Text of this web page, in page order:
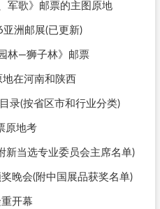
军歌》邮票的主图原地
洲邮展(已更新)
林—狮子林》邮票
地在河南和陕西
录(按省区市和行业分类)
原地考
新当选专业委员会主席名单)
晚会(附中国展品获奖名单)
开幕